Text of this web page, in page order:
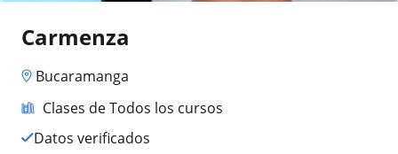
Carmenza
Bucaramanga
Clases de Todos los cursos
Datos verificados